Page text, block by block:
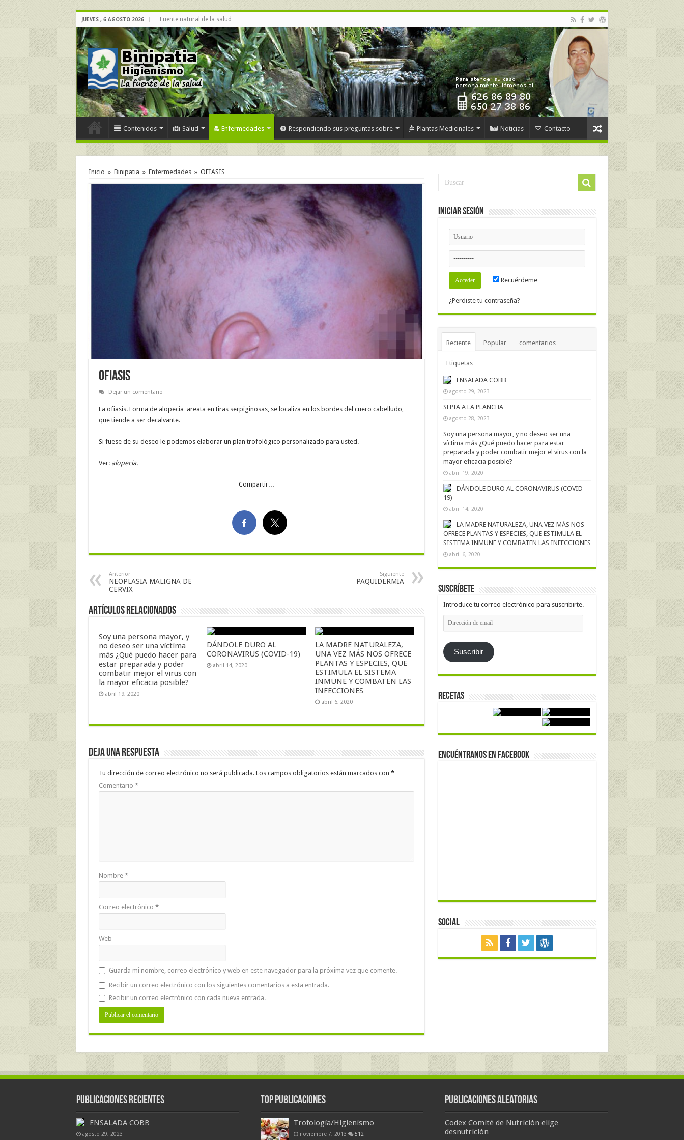
JUEVES , 6 AGOSTO 2026 Fuente natural de la salud
Contenidos Salud Enfermedades Respondiendo sus preguntas sobre Plantas Medicinales Noticias Contacto
Inicio » Binipatia » Enfermedades » OFIASIS
OFIASIS
Dejar un comentario
La ofiasis. Forma de alopecia areata en tiras serpiginosas, se localiza en los bordes del cuero cabelludo,
que tiende a ser decalvante.
Si fuese de su deseo le podemos elaborar un plan trofológico personalizado para usted.
Ver: alopecia.
Compartir…
Anterior
NEOPLASIA MALIGNA DE
CERVIX
Siguiente
PAQUIDERMIA
Artículos Relacionados
Soy una persona mayor, y
no deseo ser una víctima
más ¿Qué puedo hacer para
estar preparada y poder
combatir mejor el virus con
la mayor eficacia posible?
abril 19, 2020
DÁNDOLE DURO AL
CORONAVIRUS (COVID-19)
abril 14, 2020
LA MADRE NATURALEZA,
UNA VEZ MÁS NOS OFRECE
PLANTAS Y ESPECIES, QUE
ESTIMULA EL SISTEMA
INMUNE Y COMBATEN LAS
INFECCIONES
abril 6, 2020
Deja una respuesta
Tu dirección de correo electrónico no será publicada. Los campos obligatorios están marcados con *
Comentario *
Nombre *
Correo electrónico *
Web
Guarda mi nombre, correo electrónico y web en este navegador para la próxima vez que comente.
Recibir un correo electrónico con los siguientes comentarios a esta entrada.
Recibir un correo electrónico con cada nueva entrada.
Iniciar Sesión
Recuérdeme
¿Perdiste tu contraseña?
Reciente Popular comentarios
Etiquetas
ENSALADA COBB
agosto 29, 2023
SEPIA A LA PLANCHA
agosto 28, 2023
Soy una persona mayor, y no deseo ser una
víctima más ¿Qué puedo hacer para estar
preparada y poder combatir mejor el virus con la
mayor eficacia posible?
abril 19, 2020
DÁNDOLE DURO AL CORONAVIRUS (COVID-
19)
abril 14, 2020
LA MADRE NATURALEZA, UNA VEZ MÁS NOS
OFRECE PLANTAS Y ESPECIES, QUE ESTIMULA EL
SISTEMA INMUNE Y COMBATEN LAS INFECCIONES
abril 6, 2020
Suscríbete
Introduce tu correo electrónico para suscribirte.
Dirección
de
Suscribir
Recetas
Encuéntranos en Facebook
Social
Publicaciones Recientes
ENSALADA COBB
agosto 29, 2023
Top Publicaciones
Trofología/Higienismo
noviembre 7, 2013 512
Publicaciones Aleatorias
Codex Comité de Nutrición elige
desnutrición